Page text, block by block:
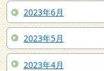
2023年6月
2023年5月
2023年4月